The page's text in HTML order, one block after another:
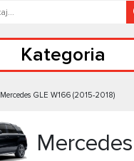
Kategoria
Mercedes GLE W166 (2015-2018)